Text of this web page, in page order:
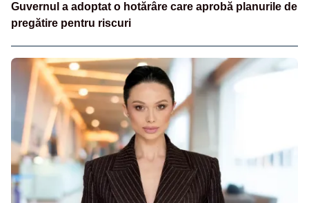
Guvernul a adoptat o hotărâre care aprobă planurile de
pregătire pentru riscuri